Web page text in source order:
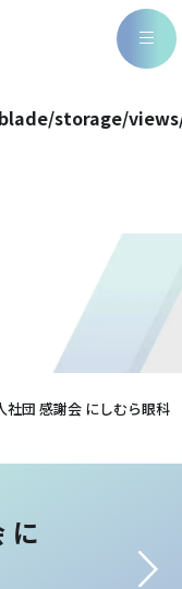
storage/views/
社団 感謝会 にしむら眼科
に